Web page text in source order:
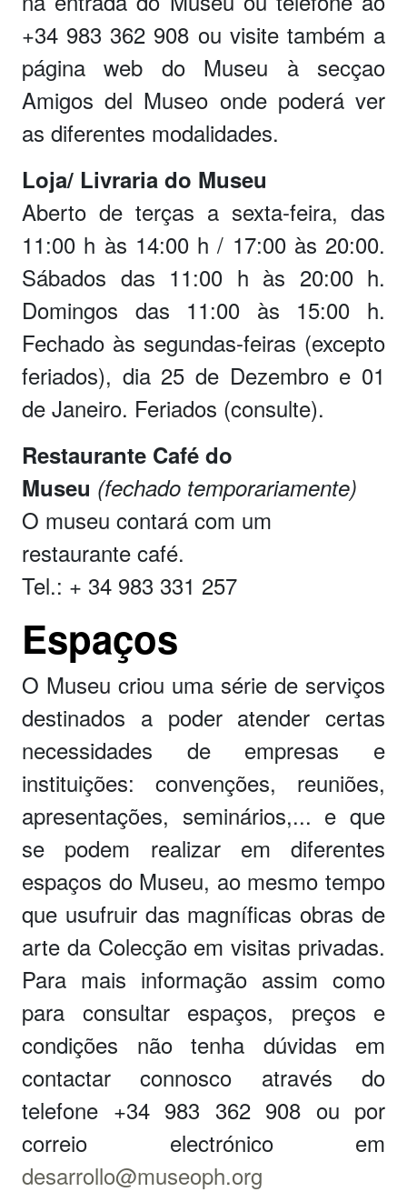
+34 983 362 908 ou visite também a
página web do Museu à secçao
Amigos del Museo onde poderá ver
as diferentes modalidades.
Loja/ Livraria do Museu
Aberto de terças a sexta-feira, das
11:00 h às 14:00 h / 17:00 às 20:00.
Sábados das 11:00 h às 20:00 h.
Domingos das 11:00 às 15:00 h.
Fechado às segundas-feiras (excepto
feriados), dia 25 de Dezembro e 01
de Janeiro. Feriados (consulte).
Restaurante Café do
Museu (fechado temporariamente)
O museu contará com um
restaurante café.
Tel.: + 34 983 331 257
Espaços
O Museu criou uma série de serviços
destinados a poder atender certas
necessidades de empresas e
instituições: convenções, reuniões,
apresentações, seminários,... e que
se podem realizar em diferentes
espaços do Museu, ao mesmo tempo
que usufruir das magníficas obras de
arte da Colecção em visitas privadas.
Para mais informação assim como
para consultar espaços, preços e
condições não tenha dúvidas em
contactar connosco através do
telefone +34 983 362 908 ou por
correio electrónico em
desarrollo@museoph.org